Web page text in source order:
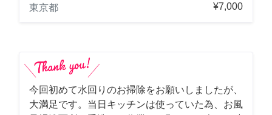
東京都
¥7,000
今回初めて水回りのお掃除をお願いしましたが、
大満足です。当日キッチンは使っていた為、お風